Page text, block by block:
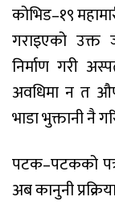
कोभिड–१९
गराइएको उक्त
निर्माण गरी
अवधिमा न त
भाडा भुक्तानी नै
पटक–पटकको
अब कानुनी